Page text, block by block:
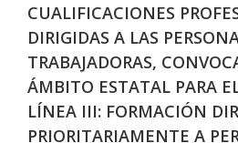
CUALIFICACIONES
DIRIGIDAS A LAS
TRABAJADORAS,
ÁMBITO ESTATAL PARA
LÍNEA III: FORMACIÓN
PRIORITARIAMENTE A